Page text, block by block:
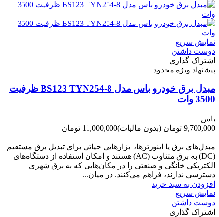
نمایش سریع
دوست داشتن
اشتراک گذاری
پیشنهاد ویژه محدود
مبدل برق خودرو باس مدل BS123 TYN254-8 ظرفیت
3500 وات
باس
9,700,000 تومان
(بدون مالیات)11,000,000 تومان
مبدل‌های برق یا اینورترها، ابزارهایی حیاتی برای تبدیل برق مستقیم
(DC) به برق متناوب (AC) هستند و امکان استفاده از دستگاه‌های
الکتریکی خانگی و صنعتی را در مکان‌هایی که به برق شهری
دسترسی ندارند، فراهم می‌کنند. در میان...
افزودن به سبد خرید
نمایش سریع
دوست داشتن
اشتراک گذاری